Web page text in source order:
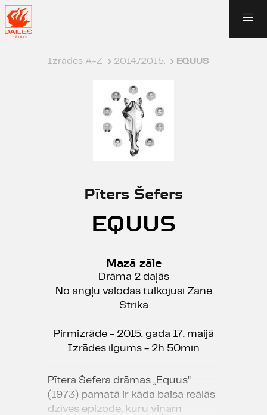
Izrādes A-Z › 2014./2015. › EQUUS
Pīters Šefers
EQUUS
Mazā zāle
Drāma 2 daļās
No angļu valodas tulkojusi Zane
Strika
Pirmizrāde - 2015. gada 17. maijā
Izrādes ilgums - 2h 50min
Pītera Šefera drāmas „Equus"
(1973) pamatā ir kāda baisa reālās
dzīves epizode, kuru viņam